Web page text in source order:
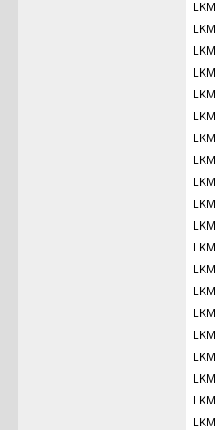
LKM
LKM
LKM
LKM
LKM
LKM
LKM
LKM
LKM
LKM
LKM
LKM
LKM
LKM
LKM
LKM
LKM
LKM
LKM
LKM